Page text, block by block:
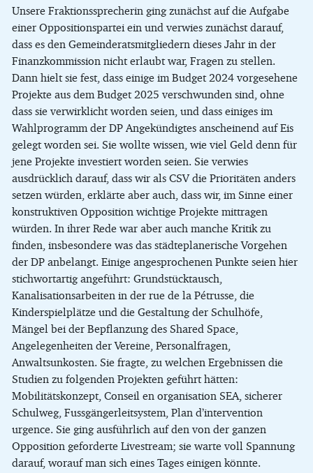
Unsere Fraktionssprecherin ging zunächst auf die Aufgabe
einer Oppositionspartei ein und verwies zunächst darauf,
dass es den Gemeinderatsmitgliedern dieses Jahr in der
Finanzkommission nicht erlaubt war, Fragen zu stellen.
Dann hielt sie fest, dass einige im Budget 2024 vorgesehene
Projekte aus dem Budget 2025 verschwunden sind, ohne
dass sie verwirklicht worden seien, und dass einiges im
Wahlprogramm der DP Angekündigtes anscheinend auf Eis
gelegt worden sei. Sie wollte wissen, wie viel Geld denn für
jene Projekte investiert worden seien. Sie verwies
ausdrücklich darauf, dass wir als CSV die Prioritäten anders
setzen würden, erklärte aber auch, dass wir, im Sinne einer
konstruktiven Opposition wichtige Projekte mittragen
würden. In ihrer Rede war aber auch manche Kritik zu
finden, insbesondere was das städteplanerische Vorgehen
der DP anbelangt. Einige angesprochenen Punkte seien hier
stichwortartig angeführt: Grundstücktausch,
Kanalisationsarbeiten in der rue de la Pétrusse, die
Kinderspielplätze und die Gestaltung der Schulhöfe,
Mängel bei der Bepflanzung des Shared Space,
Angelegenheiten der Vereine, Personalfragen,
Anwaltsunkosten. Sie fragte, zu welchen Ergebnissen die
Studien zu folgenden Projekten geführt hätten:
Mobilitätskonzept, Conseil en organisation SEA, sicherer
Schulweg, Fussgängerleitsystem, Plan d’intervention
urgence. Sie ging ausführlich auf den von der ganzen
Opposition geforderte Livestream; sie warte voll Spannung
darauf, worauf man sich eines Tages einigen könnte.